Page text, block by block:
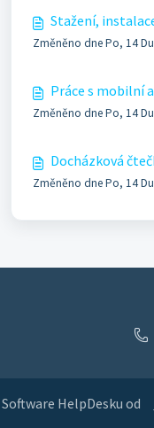
Stažení,
Změněno dne Po, 14
Práce s mobilní
Změněno dne Po, 14
Docházková
Změněno dne Po, 14
Software HelpDesku od